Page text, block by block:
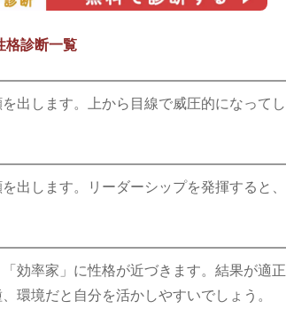
格診断一覧
出します。上から目線で威圧的になってし
出します。リーダーシップを発揮すると、
効率家」に性格が近づきます。結果が適正
環境だと自分を活かしやすいでしょう。